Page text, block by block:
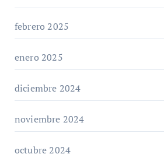
febrero 2025
enero 2025
diciembre 2024
noviembre 2024
octubre 2024